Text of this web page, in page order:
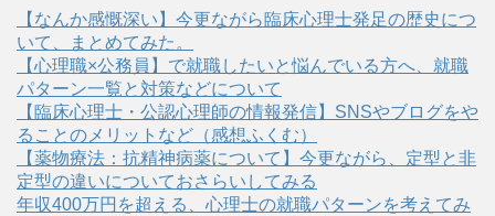
【なんか感慨深い】今更ながら臨床心理士発足の歴史につ
いて、まとめてみた。
【心理職×公務員】で就職したいと悩んでいる方へ、就職
パターン一覧と対策などについて
【臨床心理士・公認心理師の情報発信】SNSやブログをや
ることのメリットなど（感想ふくむ）
【薬物療法：抗精神病薬について】今更ながら、定型と非
定型の違いについておさらいしてみる
年収400万円を超える、心理士の就職パターンを考えてみ